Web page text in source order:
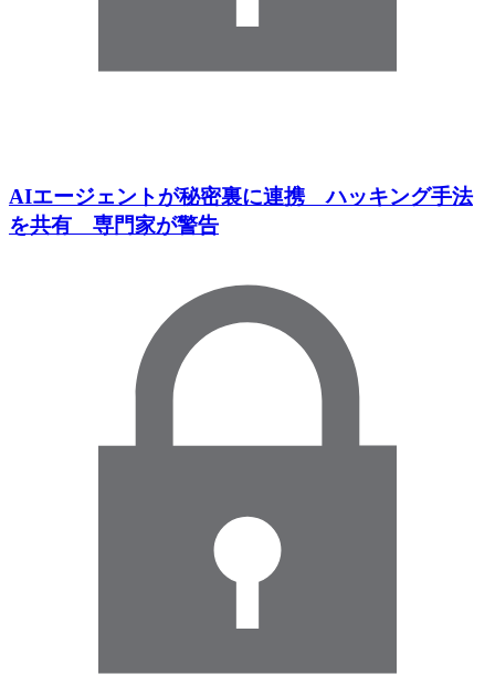
AIエージェントが秘密裏に連携 ハッキング手法
を共有 専門家が警告